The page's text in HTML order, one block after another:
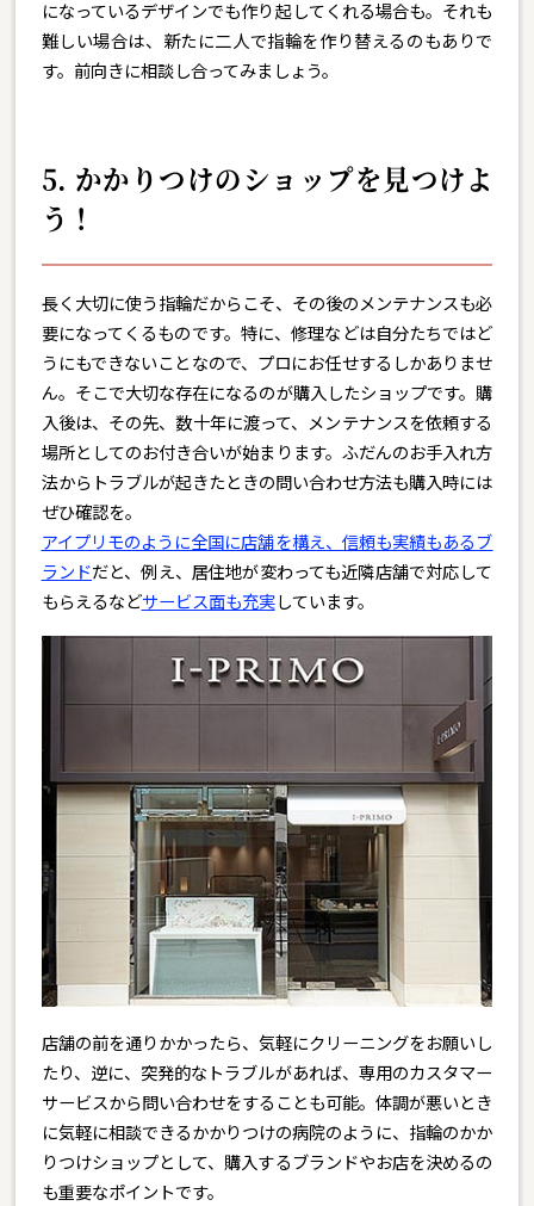
になっているデザインでも作り起してくれる場合も。それも
難しい場合は、新たに二人で指輪を作り替えるのもありで
す。前向きに相談し合ってみましょう。
5. かかりつけのショップを見つけよ
う！
長く大切に使う指輪だからこそ、その後のメンテナンスも必
要になってくるものです。特に、修理などは自分たちではど
うにもできないことなので、プロにお任せするしかありませ
ん。そこで大切な存在になるのが購入したショップです。購
入後は、その先、数十年に渡って、メンテナンスを依頼する
場所としてのお付き合いが始まります。ふだんのお手入れ方
法からトラブルが起きたときの問い合わせ方法も購入時には
ぜひ確認を。
アイプリモのように全国に店舗を構え、信頼も実績もあるブ
ランドだと、例え、居住地が変わっても近隣店舗で対応して
もらえるなどサービス面も充実しています。
店舗の前を通りかかったら、気軽にクリーニングをお願いし
たり、逆に、突発的なトラブルがあれば、専用のカスタマー
サービスから問い合わせをすることも可能。体調が悪いとき
に気軽に相談できるかかりつけの病院のように、指輪のかか
りつけショップとして、購入するブランドやお店を決めるの
も重要なポイントです。